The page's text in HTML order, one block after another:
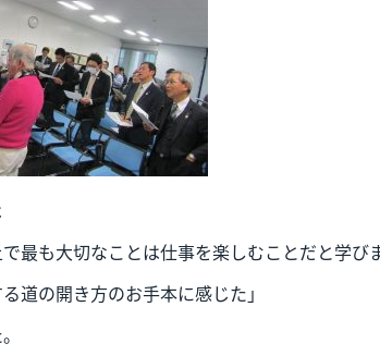
で最も大切なことは仕事を楽しむことだと学び
る道の開き方のお手本に感じた」